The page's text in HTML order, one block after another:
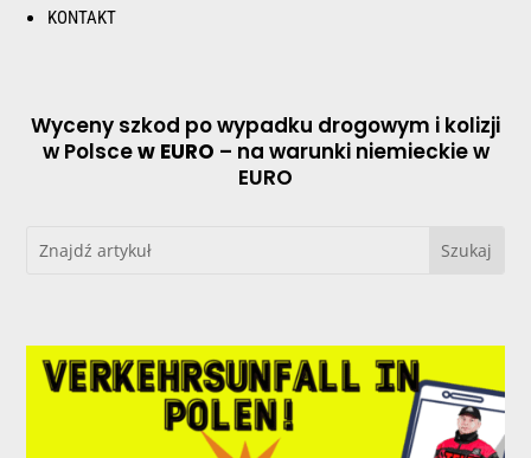
KONTAKT
Wyceny szkod po wypadku drogowym i kolizji
w Polscew EURO – na warunki niemieckie w
EURO